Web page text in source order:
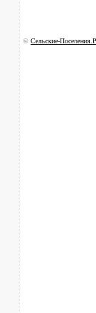
© Сельские-